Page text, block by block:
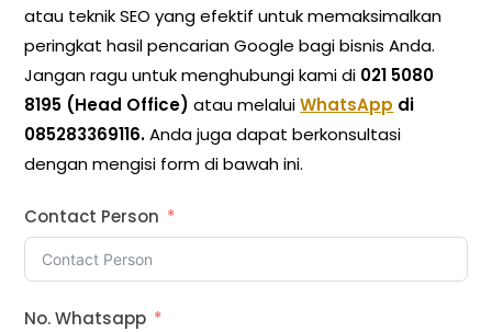
atau teknik SEO yang efektif untuk memaksimalkan
peringkat hasil pencarian Google bagi bisnis Anda.
Jangan ragu untuk menghubungi kami di 021 5080
8195 (Head Office)atau melaluiWhatsApp di
085283369116.Anda juga dapat berkonsultasi
dengan mengisi form di bawah ini.
Contact Person
No. Whatsapp